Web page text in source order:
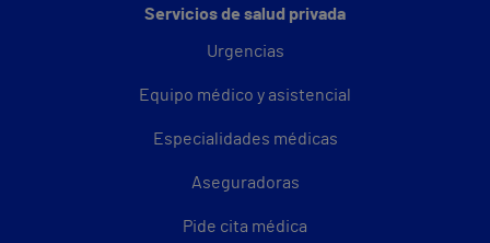
Servicios de salud privada
Urgencias
Equipo médico y asistencial
Especialidades médicas
Aseguradoras
Pide cita médica